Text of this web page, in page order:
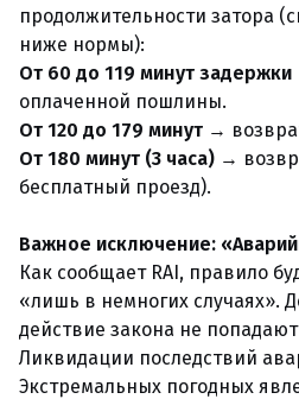
продолжительности затора
ниже нормы):
От 60 до 119 минут задержки
оплаченной пошлины.
От 120 до 179 минут →
От 180 минут (3 часа) →
бесплатный проезд).
Важное исключение:
Как сообщает RAI, правило
«лишь в немногих случаях».
действие закона не
Ликвидации последствий
Экстремальных погодных